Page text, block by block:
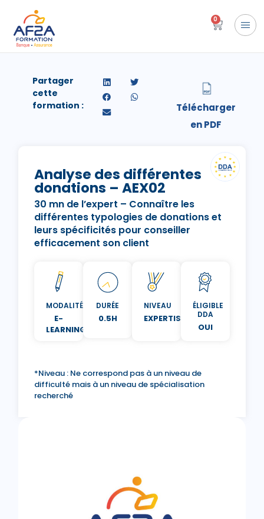
0
Partager
cette
formation :
Analyse des différentes
donations – AEX02
30 mn de l’expert – Connaître les
différentes typologies de donations et
leurs spécificités pour conseiller
efficacement son client
MODALITÉ
E-
LEARNING
DURÉE
0.5H
NIVEAU
EXPERTISE
ÉLIGIBLE
DDA
OUI
*Niveau : Ne correspond pas à un niveau de
difficulté mais à un niveau de spécialisation
recherché